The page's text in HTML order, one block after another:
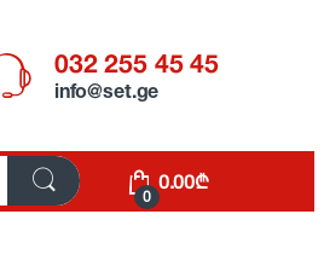
032 255 45 45
info@set.ge
0
0.00₾